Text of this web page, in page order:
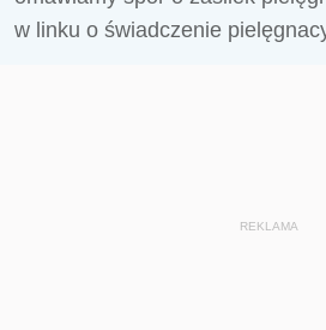
w linku o świadczenie
REKLAMA